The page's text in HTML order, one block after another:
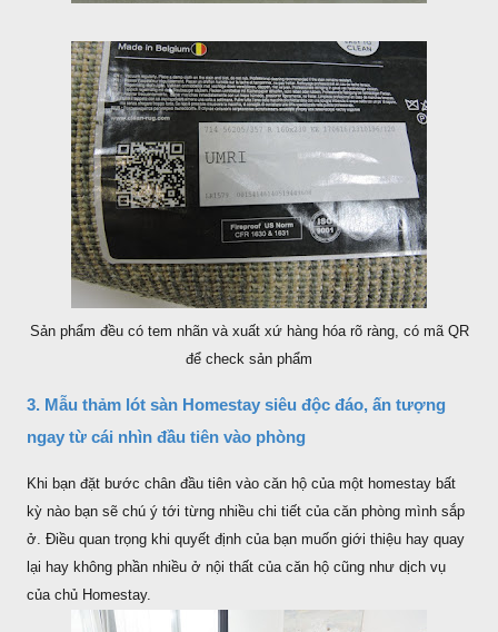
Sản phẩm đều có tem nhãn và xuất xứ hàng hóa rõ ràng, có mã QR
để check sản phẩm
3. Mẫu thảm lót sàn Homestay siêu độc đáo, ấn tượng
ngay từ cái nhìn đầu tiên vào phòng
Khi bạn đặt bước chân đầu tiên vào căn hộ của một homestay bất
kỳ nào bạn sẽ chú ý tới từng nhiều chi tiết của căn phòng mình sắp
ở. Điều quan trọng khi quyết định của bạn muốn giới thiệu hay quay
lại hay không phần nhiều ở nội thất của căn hộ cũng như dịch vụ
của chủ Homestay.